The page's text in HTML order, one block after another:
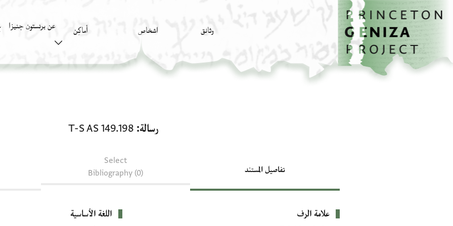
تخطي إلى المحتوى الرئيسي
الصفحة الرئيسية
وثائق اشخاص أَماكِن عن برنستون جنيزا
رسالة T-S AS 149.198
تفاصيل المستند
Select
Bibliography (0)
بيانات التعريف
علامة الرف اللغة الأساسية